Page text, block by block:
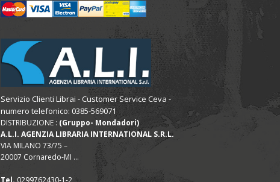
Servizio Clienti Librai - Customer Service Ceva -
numero telefonico: 0385-569071
DISTRIBUZIONE : (Gruppo- Mondadori)
A.L.I. AGENZIA LIBRARIA INTERNATIONAL S.R.L.
VIA MILANO 73/75 –
20007 Cornaredo-MI ...
Tel. 0299762430-1-2